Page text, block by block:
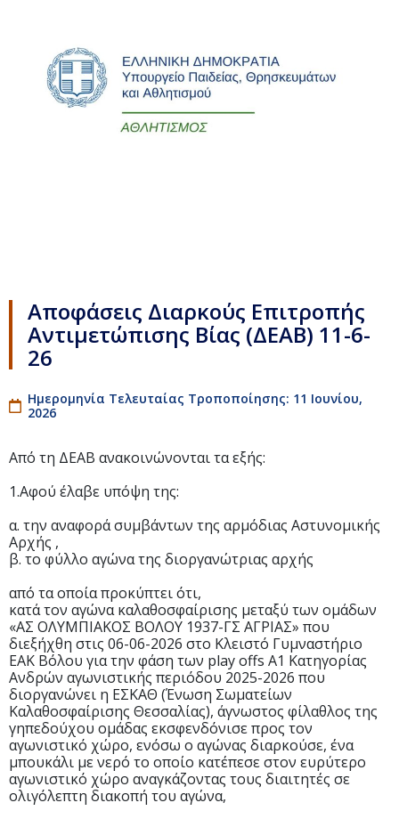
Αποφάσεις Διαρκούς Επιτροπής
Αντιμετώπισης Βίας (ΔΕΑΒ) 11-6-
26
Ημερομηνία Τελευταίας Τροποποίησης: 11 Ιουνίου,
2026
Από τη ΔΕΑΒ ανακοινώνονται τα εξής:
1.Αφού έλαβε υπόψη της:
α. την αναφορά συμβάντων της αρμόδιας Αστυνομικής
Αρχής ,
β. το φύλλο αγώνα της διοργανώτριας αρχής
από τα οποία προκύπτει ότι,
κατά τον αγώνα καλαθοσφαίρισης μεταξύ των ομάδων
«ΑΣ ΟΛΥΜΠΙΑΚΟΣ ΒΟΛΟΥ 1937-ΓΣ ΑΓΡΙΑΣ» που
διεξήχθη στις 06-06-2026 στο Κλειστό Γυμναστήριο
ΕΑΚ Βόλου για την φάση των play offs A1 Κατηγορίας
Ανδρών αγωνιστικής περιόδου 2025-2026 που
διοργανώνει η ΕΣΚΑΘ (Ένωση Σωματείων
Καλαθοσφαίρισης Θεσσαλίας), άγνωστος φίλαθλος της
γηπεδούχου ομάδας εκσφενδόνισε προς τον
αγωνιστικό χώρο, ενόσω ο αγώνας διαρκούσε, ένα
μπουκάλι με νερό το οποίο κατέπεσε στον ευρύτερο
αγωνιστικό χώρο αναγκάζοντας τους διαιτητές σε
ολιγόλεπτη διακοπή του αγώνα,